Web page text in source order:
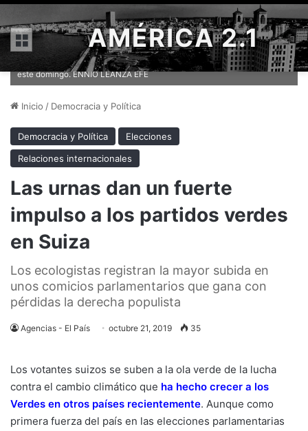
Menú AMÉRICA 2.1
Una voluntaria, en un colegio electoral de la ciudad suiza de Zurich,
este domingo. ENNIO LEANZA EFE
Inicio / Democracia y Política
Democracia y Política
Elecciones
Relaciones internacionales
Las urnas dan un fuerte
impulso a los partidos verdes
en Suiza
Los ecologistas registran la mayor subida en
unos comicios parlamentarios que gana con
pérdidas la derecha populista
Agencias - El País octubre 21, 2019 35
Los votantes suizos se suben a la ola verde de la lucha
contra el cambio climático que ha hecho crecer a los
Verdes en otros países recientemente. Aunque como
primera fuerza del país en las elecciones parlamentarias